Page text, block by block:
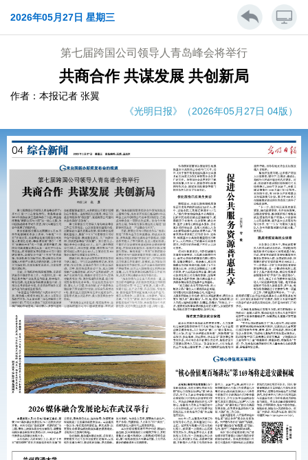
2026年05月27日 星期三
第七届跨国公司领导人青岛峰会将举行
共商合作 共谋发展 共创新局
作者：本报记者 张翼
《光明日报》（2026年05月27日 04版）